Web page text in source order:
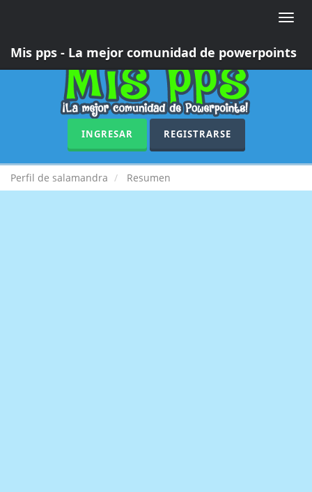
Toggle
Mis pps - La mejor comunidad de powerpoints
INGRESAR REGISTRARSE
Perfil de salamandra Resumen